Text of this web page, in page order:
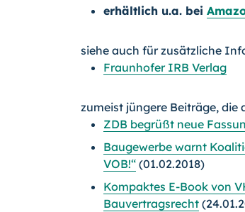
erhältlich u.a. bei
siehe auch für zusätzliche
Fraunhofer IRB Verlag
zumeist jüngere Beiträge, die
ZDB begrüßt neue
Baugewerbe warnt
VOB!“ (01.02.2018)
Kompaktes E-Book von
Bauvertragsrecht